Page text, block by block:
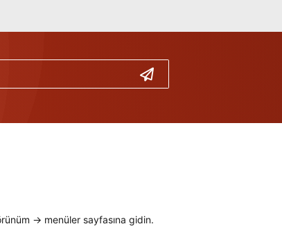
-> menüler sayfasına gidin.